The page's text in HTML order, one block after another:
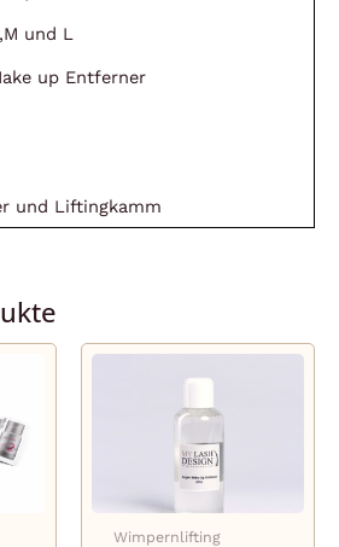
und L
up Entferner
und Liftingkamm
Wimpernlifting